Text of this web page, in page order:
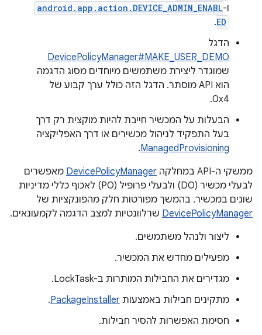
ו-android.app.action.DEVICE_ADMIN_ENABL
ED
.
הדגל
DevicePolicyManager#MAKE_USER_DEMO
שמוגדר ליצירת משתמשים מיוחדים מסוג הדגמה
הוא API מוסתר. הדגל הזה כולל ערך קבוע של
0x4.
הבעלות על המכשיר חייבת להיות מוקצית רק דרך
בעל התפקיד לניהול מכשירים או דרך האפליקציה
ManagedProvisioning
.
ממשקי ה-API במחלקה
DevicePolicyManager מאפשרים
לבעלי מכשיר (DO) ולבעלי פרופיל (PO) לאכוף כללי מדיניות
שונים במכשיר. בהמשך מפורטות חלק מהפונקציות של
DevicePolicyManager שרלוונטיות למצב הדגמה לקמעונאים.
ליצור ולנהל משתמשים.
מפעילים מחדש את המכשיר.
מגדירים את החבילות המותרות ב-LockTask.
מתקינים חבילות באמצעות PackageInstaller
.
חסימת האפשרות להסיר חבילות.